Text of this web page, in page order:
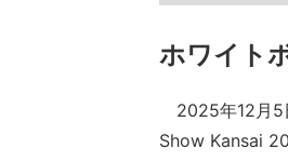
ホワイト
2025年12月5
Show Kansai